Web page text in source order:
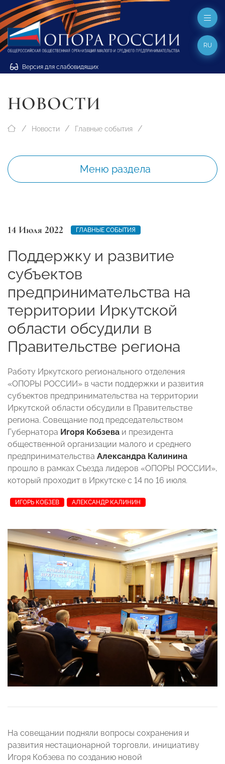
Версия для слабовидящих
RU
НОВОСТИ
Новости Главные события
Меню раздела
14 Июля 2022 ГЛАВНЫЕ СОБЫТИЯ
Поддержку и развитие
субъектов
предпринимательства на
территории Иркутской
области обсудили в
Правительстве региона
Работу Иркутского регионального отделения
«ОПОРЫ РОССИИ» в части поддержки и развития
субъектов предпринимательства на территории
Иркутской области обсудили в Правительстве
региона. Совещание под председательством
Губернатора Игоря Кобзева и президента
общественной организации малого и среднего
предпринимательства Александра Калинина
прошло в рамках Съезда лидеров «ОПОРЫ РОССИИ»,
который проходит в Иркутске с 14 по 16 июля.
ИГОРЬ КОБЗЕВ АЛЕКСАНДР КАЛИНИН
На совещании подняли вопросы сохранения и
развития нестационарной торговли, инициативу
Игоря Кобзева по созданию новой